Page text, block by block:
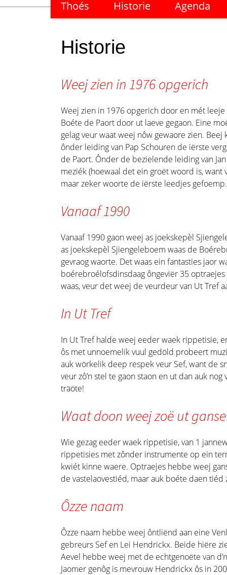
naar
de
Thoés Historie Agenda
Historie
Weej zien in 1976 opgerich
Weej zien in 1976 opgerich door en mét
Boéte de Paort door ut laeve gegaon. Eine
gelag veur waat weej nôw gewaore zien.
ônder leiding van Pap Schouren de iërste
de Paort. Ônder de bezielende leiding van
meziék (hoewaal det ein groët woord is, want
maar zeker woorte de iërste leedjes gefoemp.
Vanaaf 1990
Vanaaf 1990 gaon weej as joekskepèl
as joekskepèl Sjiengeleboem waas de
gevraog waorte. Det waas ein fantasties jaor
boérebroélofsdinsdaag ôngeviër 35
waas, veur det weej de veurdeur van Ut Tref
In Ut Tref
In Ut Tref halde weej eeder waek rippetisie,
ôs met unnoemelik vuul gedöld probeert
auk wörkelik deep respek veur Sef, want de
veur zô’n stel te gaon staon en ut dan auk
träöte!
Waat doon weej zoë ut
Wie gezag eeder waek rippetisie, van 1
rippetisies met zônder instrumente op ein
kwiét kinne waere. Optraejes hebbe weej
de vastelaovestiéd, maar auk boéte daen
Ôzze naam
Ôzze naam hebbe weej ôntliënd aan eine
gebreurs Sef en Lei Hendrickx. Beide hiëre
Aevel hebbe weej met de echtgenoëte van
Jaomer genôg is mevrouw Hendrickx ôs in